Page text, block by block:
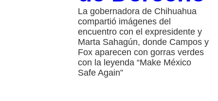
La gobernadora de Chihuahua
compartió imágenes del
encuentro con el expresidente y
Marta Sahagún, donde Campos y
Fox aparecen con gorras verdes
con la leyenda “Make México
Safe Again”